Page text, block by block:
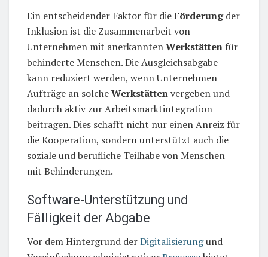
Ein entscheidender Faktor für dieFörderungder
Inklusion ist die Zusammenarbeit von
Unternehmen mit anerkanntenWerkstätten für
behinderte Menschen. Die Ausgleichsabgabe
kann reduziert werden, wenn Unternehmen
Aufträge an solcheWerkstättenvergeben und
dadurch aktiv zur Arbeitsmarktintegration
beitragen. Dies schafft nicht nur einen Anreiz für
die Kooperation, sondern unterstützt auch die
soziale und berufliche Teilhabe von Menschen
mit Behinderungen.
Software-Unterstützung und
Fälligkeit der Abgabe
Vor dem Hintergrund derDigitalisierungund